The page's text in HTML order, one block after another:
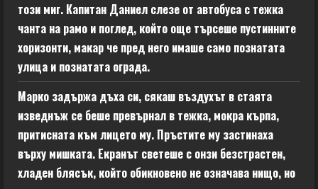
този миг. Капитан Даниел слезе от автобуса с тежка
чанта на рамо и поглед, който още търсеше пустинните
хоризонти, макар че пред него имаше само познатата
улица и познатата ограда.
Марко задържа дъха си, сякаш въздухът в стаята
изведнъж се беше превърнал в тежка, мокра кърпа,
притисната към лицето му. Пръстите му застинаха
върху мишката. Екранът светеше с онзи безстрастен,
хладен блясък, който обикновено не означава нищо, но